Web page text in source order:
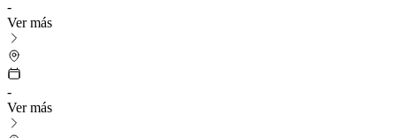
-
Ver más
-
Ver más